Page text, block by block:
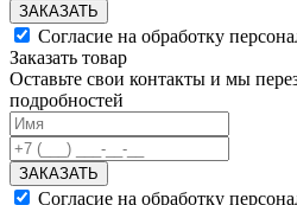
ЗАКАЗАТЬ
Согласие на обработку
Заказать товар
Оставьте свои контакты и мы
подробностей
ЗАКАЗАТЬ
Согласие на обработку